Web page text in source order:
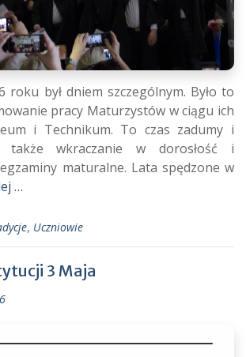
roku był dniem szczególnym. Było to
pracy Maturzystów w ciągu ich
i Technikum. To czas zadumy i
wkraczanie w dorosłość i
maturalne. Lata spędzone w
…
, Uczniowie
3 Maja